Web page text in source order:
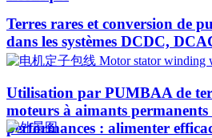
Terres rares et conversion de
dans les systèmes DCDC,
Utilisation par PUMBAA de
moteurs à aimants permanents
performances : alimenter